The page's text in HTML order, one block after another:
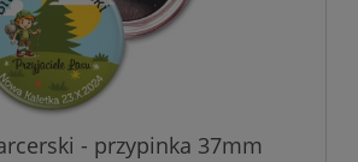
- przypinka 37mm